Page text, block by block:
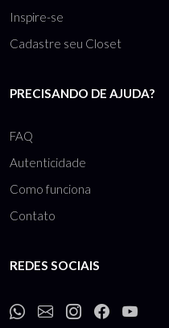
Inspire-se
Cadastre seu Closet
PRECISANDO DE AJUDA?
FAQ
Autenticidade
Como funciona
Contato
REDES SOCIAIS